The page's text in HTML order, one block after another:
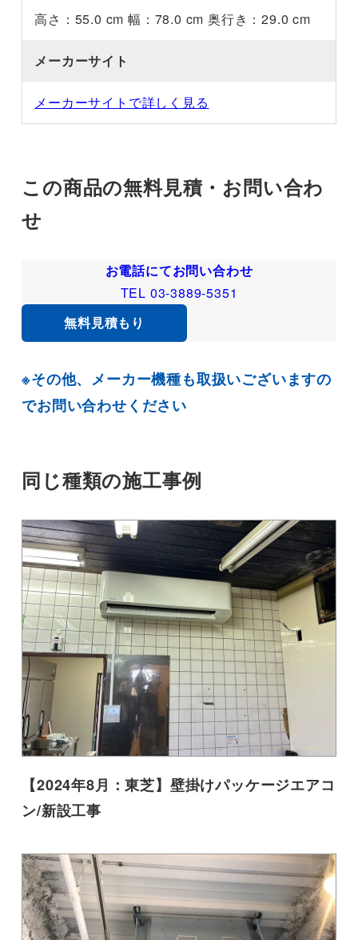
高さ：55.0 cm 幅：78.0 cm 奥行き：29.0 cm
メーカーサイト
メーカーサイトで詳しく見る
この商品の無料見積・お問い合わ
せ
お電話にてお問い合わせ
TEL 03-3889-5351
無料見積もり
※その他、メーカー機種も取扱いございますの
でお問い合わせください
同じ種類の施工事例
【2024年8月：東芝】壁掛けパッケージエアコ
ン/新設工事